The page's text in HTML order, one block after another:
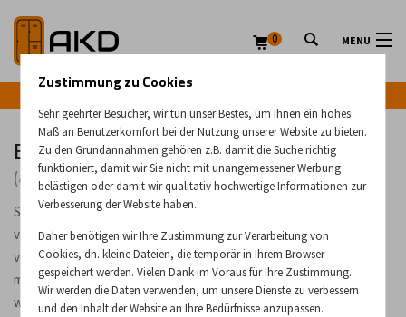
MENU
0
Bürostühle und Sessel
(46 Produkte)
Sessel und Stühle, die nicht nur für Büros, sondern für alle Arten
von Organisationen geeignet sind. Wir bieten Stühle mit
verschiedenen Untergestelltypen an, sowohl mit Rollen als auch
mit Füßen. Die Polsterung der Stühle ist aus einem Musterbuch
wählbar.
Zustimmung zu Cookies
Sehr geehrter Besucher, wir tun unser Bestes, um Ihnen ein hohes
Maß an Benutzerkomfort bei der Nutzung unserer Website zu bieten.
Zu den Grundannahmen gehören z.B. damit die Suche richtig
funktioniert, damit wir Sie nicht mit unangemessener Werbung
belästigen oder damit wir qualitativ hochwertige Informationen zur
Verbesserung der Website haben.
Daher benötigen wir Ihre Zustimmung zur Verarbeitung von
Cookies, dh. kleine Dateien, die temporär in Ihrem Browser
gespeichert werden. Vielen Dank im Voraus für Ihre Zustimmung.
Wir werden die Daten verwenden, um unsere Dienste zu verbessern
und den Inhalt der Website an Ihre Bedürfnisse anzupassen.